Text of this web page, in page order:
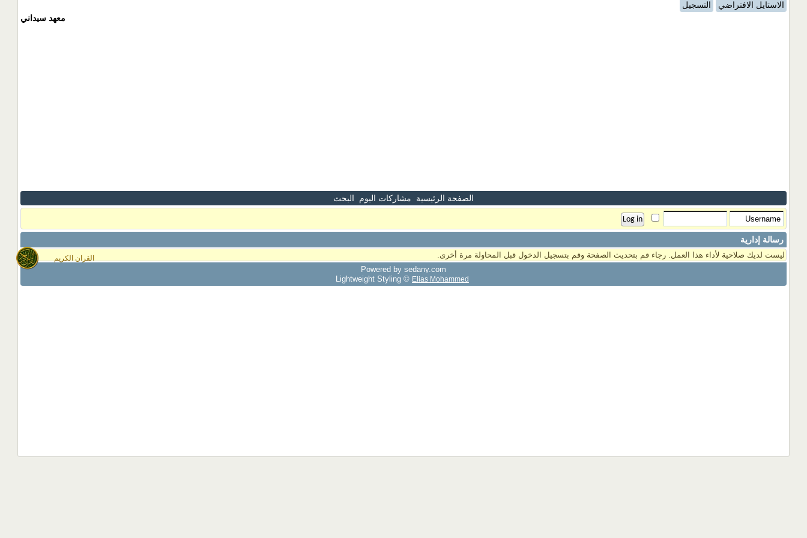
القران الكريم
الاستايل الافتراضي
التسجيل
معهد سيداني
الصفحة الرئيسية مشاركات اليوم البحث
رسالة إدارية
ليست لديك صلاحية لأداء هذا العمل. رجاء قم بتحديث الصفحة وقم بتسجيل الدخول قبل المحاولة مرة أخرى.
Powered by sedany.com
Lightweight Styling © Elias Mohammed